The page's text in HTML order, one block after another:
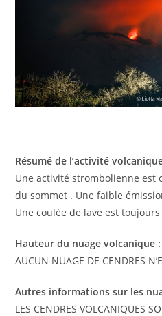
Résumé de l’activité
Une activité strombolienne est
du sommet . Une faible
Une coulée de lave est
Hauteur du nuage volcanique :
AUCUN NUAGE DE CENDRES
Autres informations sur les
LES CENDRES VOLCANIQUES